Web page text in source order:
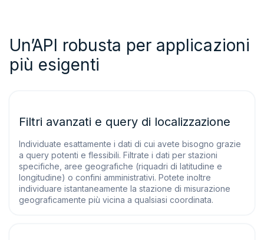
Un’API robusta per applicazioni
più esigenti
Filtri avanzati e query di localizzazione
Individuate esattamente i dati di cui avete bisogno grazie
a query potenti e flessibili. Filtrate i dati per stazioni
specifiche, aree geografiche (riquadri di latitudine e
longitudine) o confini amministrativi. Potete inoltre
individuare istantaneamente la stazione di misurazione
geograficamente più vicina a qualsiasi coordinata.